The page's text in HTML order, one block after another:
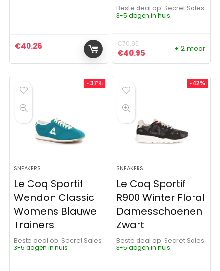
€40.26
Beste deal op:
Secret Sales
3-5 dagen in huis
€70.95
Oorspronkelijke prijs was:
€40.95 Huidige prijs is:
+ 2 meer
- 37%
SNEAKERS
Le Coq Sportif
Wendon Classic
Womens Blauwe
Trainers
Beste deal op:
Secret Sales
3-5 dagen in huis
- 42%
SNEAKERS
Le Coq Sportif
R900 Winter Floral
Damesschoenen
Zwart
Beste deal op:
Secret Sales
3-5 dagen in huis